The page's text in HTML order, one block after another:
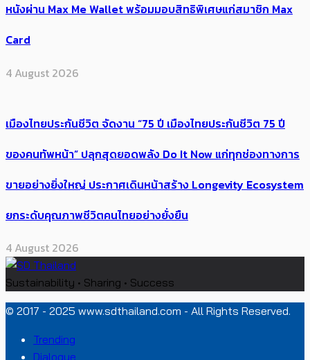
หนังผ่าน Max Me Wallet พร้อมมอบสิทธิพิเศษแก่สมาชิก Max
Card
4 August 2026
เมืองไทยประกันชีวิต จัดงาน “75 ปี เมืองไทยประกันชีวิต 75 ปี
ของคนทัพหน้า” ปลุกสุดยอดพลัง Do It Now แก่ทุกช่องทางการ
ขายอย่างยิ่งใหญ่ ประกาศเดินหน้าสร้าง Longevity Ecosystem
ยกระดับคุณภาพชีวิตคนไทยอย่างยั่งยืน
4 August 2026
Sustainability • Sharing • Success
© 2017 - 2025 www.sdthailand.com - All Rights Reserved.
Trending
Dialogue